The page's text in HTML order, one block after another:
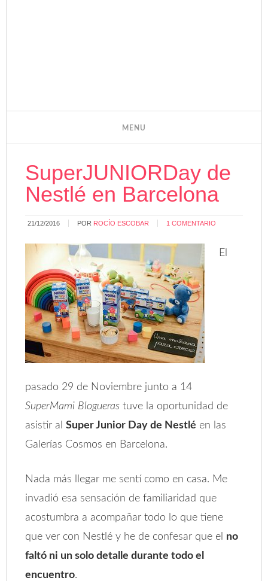
SuperJUNIORDay de
Nestlé en Barcelona
21/12/2016 POR ROCÍO ESCOBAR 1 COMENTARIO
El
pasado 29 de Noviembre junto a 14
SuperMami Blogueras tuve la oportunidad de
asistir alSuper Junior Day de Nestlé en las
Galerías Cosmos en Barcelona.
Nada más llegar me sentí como en casa. Me
invadió esa sensación de familiaridad que
acostumbra a acompañar todo lo que tiene
que ver con Nestlé y he de confesar que el no
faltó ni un solo detalle durante todo el
encuentro.